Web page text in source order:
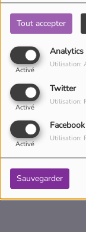
Tout accepter
Analytics
Activé
Utilisation:
Twitter
Activé
Utilisation:
Facebook
Activé
Utilisation:
Sauvegarder
Partez à la
découvrir les
l’Abécédaire des